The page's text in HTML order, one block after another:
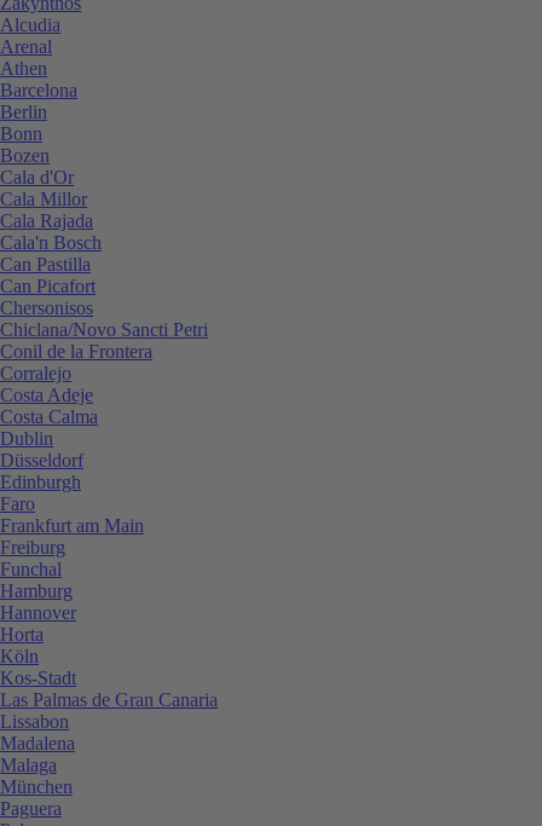
Alcudia
Arenal
Athen
Barcelona
Berlin
Bonn
Bozen
Cala d'Or
Cala Millor
Cala Rajada
Cala'n Bosch
Can Pastilla
Can Picafort
Chersonisos
Chiclana/Novo Sancti Petri
Conil de la Frontera
Corralejo
Costa Adeje
Costa Calma
Dublin
Düsseldorf
Edinburgh
Faro
Frankfurt am Main
Freiburg
Funchal
Hamburg
Hannover
Horta
Köln
Kos-Stadt
Las Palmas de Gran Canaria
Lissabon
Madalena
Malaga
München
Paguera